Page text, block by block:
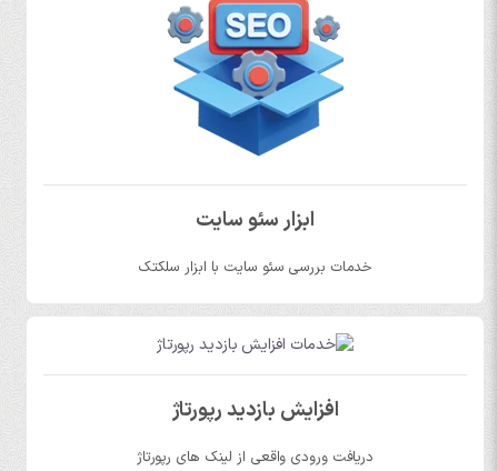
ابزار سئو سایت
خدمات بررسی سئو سایت با ابزار سلکتک
افزایش بازدید رپورتاژ
دریافت ورودی واقعی از لینک های رپورتاژ